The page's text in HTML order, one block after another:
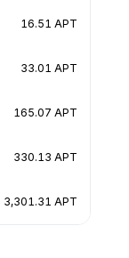
16.51 APT
33.01 APT
165.07 APT
330.13 APT
3,301.31 APT